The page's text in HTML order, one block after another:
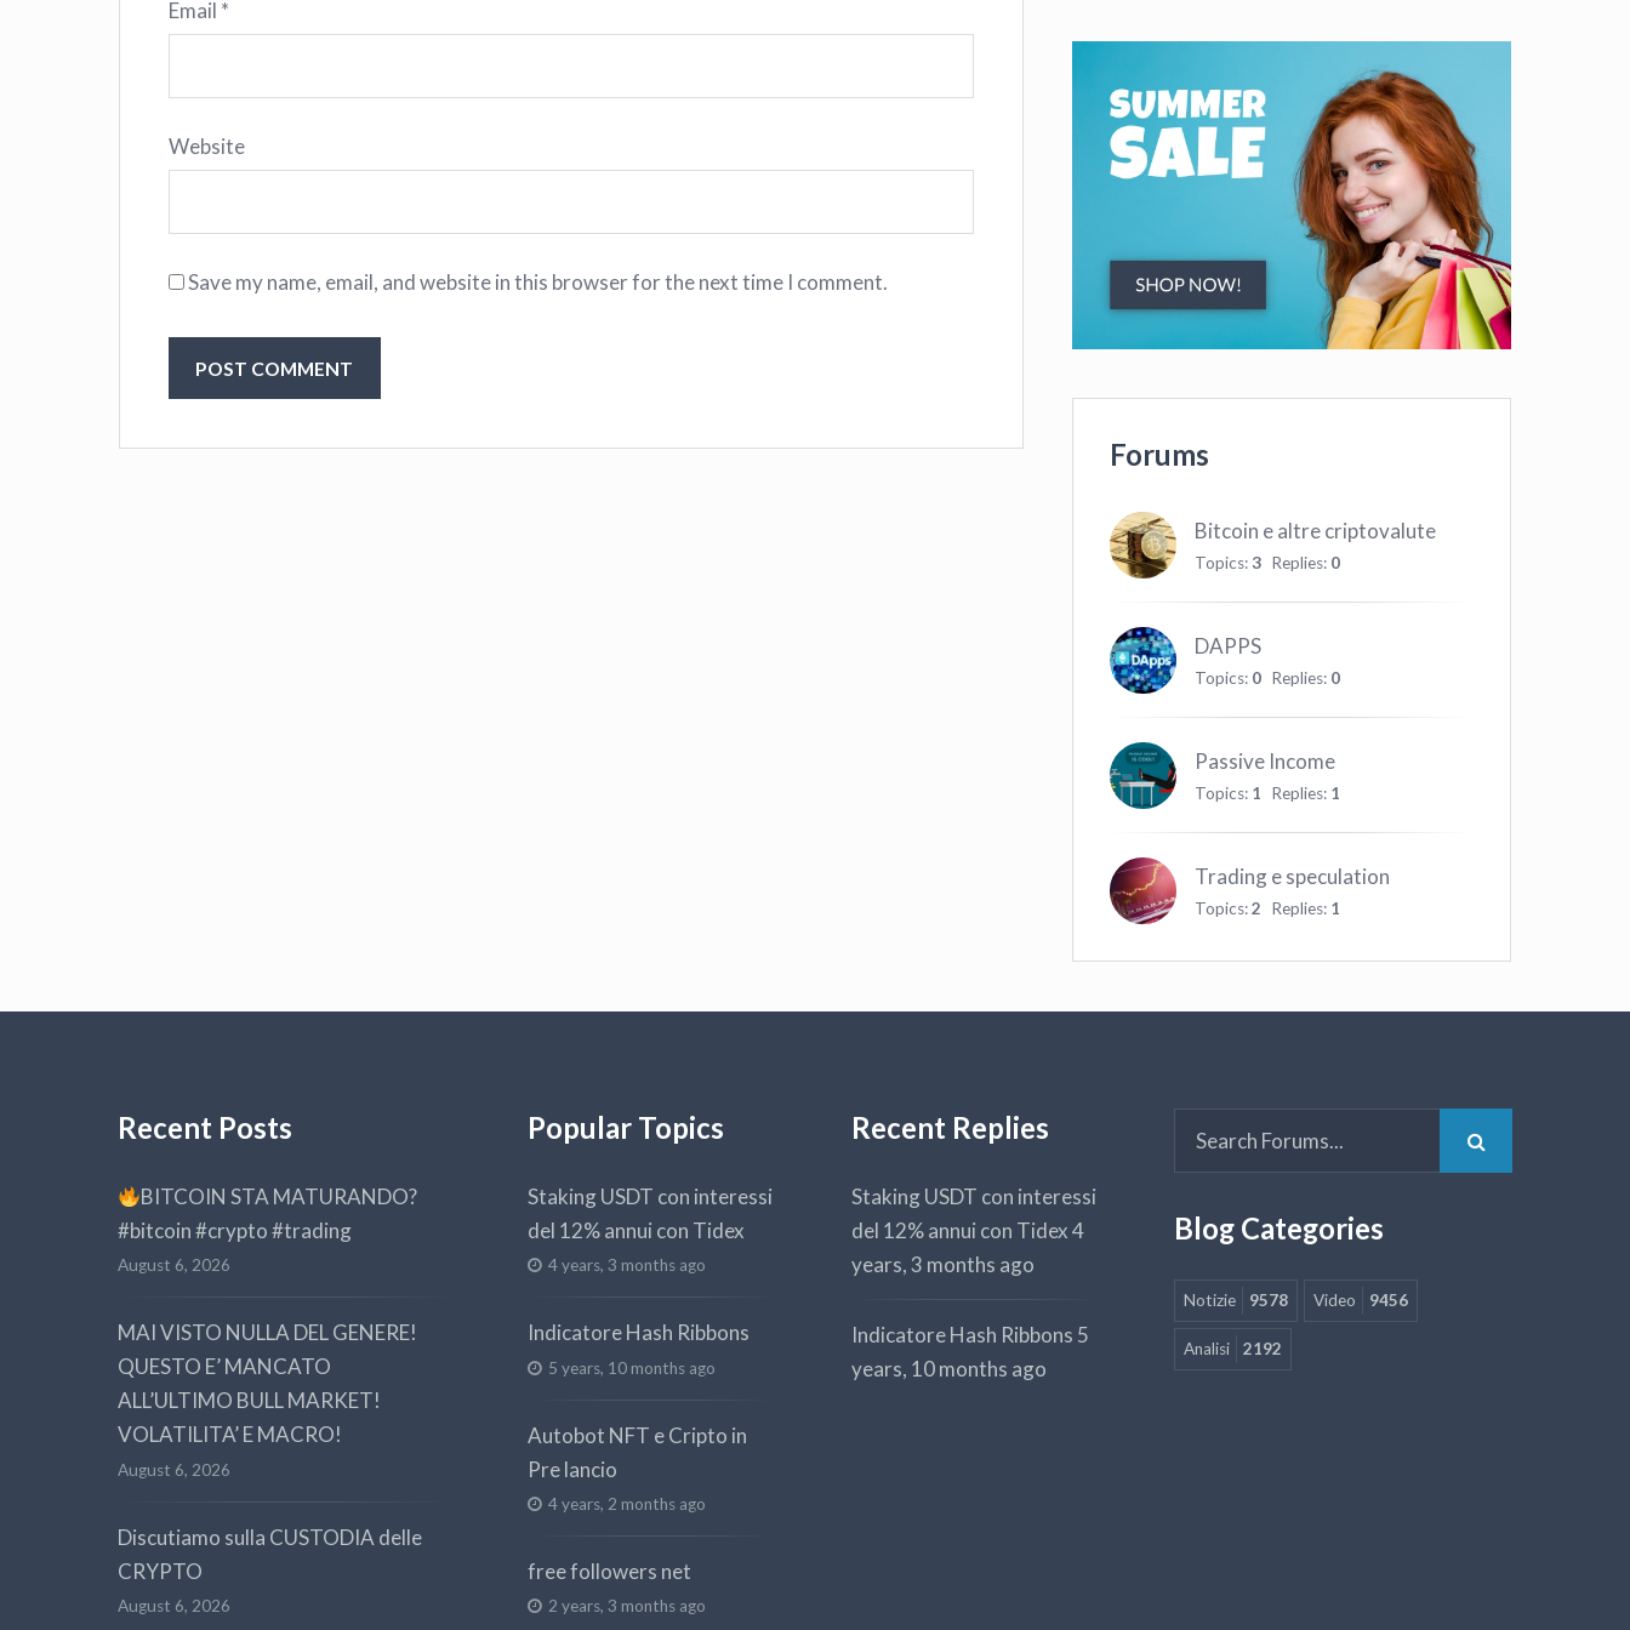
Email *
Website
Save my name, email, and website in this browser for the next time I comment.
Forums
Bitcoin e altre criptovalute
Topics:3 Replies: 0
DAPPS
Topics: 0 Replies: 0
Passive Income
Topics: 1 Replies: 1
Trading e speculation
Topics:2 Replies: 1
Recent Posts
BITCOIN STA MATURANDO?
#bitcoin #crypto #trading
August 6, 2026
MAI VISTO NULLA DEL GENERE!
QUESTO E’ MANCATO
ALL’ULTIMO BULL MARKET!
VOLATILITA’ E MACRO!
August 6, 2026
Discutiamo sulla CUSTODIA delle
CRYPTO
August 6, 2026
Popular Topics
Staking USDT con interessi
del 12% annui con Tidex
4 years, 3 months ago
Indicatore Hash Ribbons
5 years, 10 months ago
Autobot NFT e Cripto in
Pre lancio
4 years, 2 months ago
free followers net
2 years, 3 months ago
Recent Replies
Staking USDT con interessi
del 12% annui con Tidex4
years, 3 months ago
Indicatore Hash Ribbons 5
years, 10 months ago
Blog Categories
Notizie 9578 Video 9456
Analisi 2192